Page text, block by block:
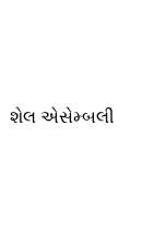
શેલ એસેમ્બલી